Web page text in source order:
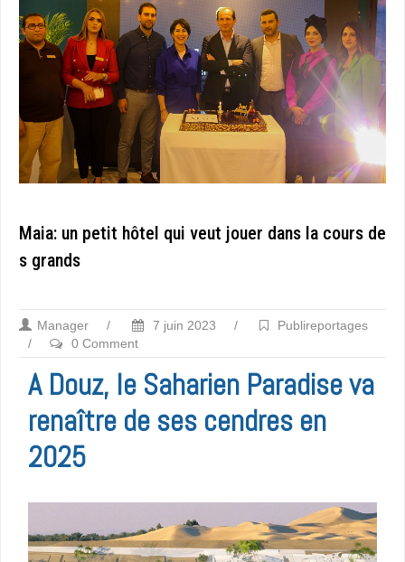
Maia: un petit hôtel qui veut jouer dans la cours de
s grands
Manager / 7 juin 2023 /
Publireportages
/
0 Comment
A Douz, le Saharien Paradise va
renaître de ses cendres en
2025